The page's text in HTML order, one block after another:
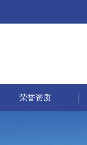
荣誉资质